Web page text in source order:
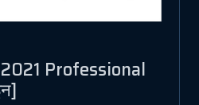
Professional